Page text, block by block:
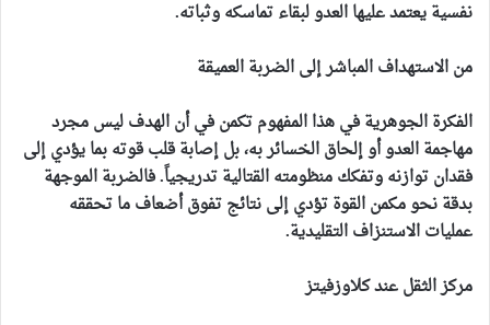
نفسية يعتمد عليها العدو لبقاء تماسكه وثباته.
من الاستهداف المباشر إلى الضربة العميقة
الفكرة الجوهرية في هذا المفهوم تكمن في أن الهدف ليس مجرد
مهاجمة العدو أو إلحاق الخسائر به، بل إصابة قلب قوته بما يؤدي إلى
فقدان توازنه وتفكك منظومته القتالية تدريجياً. فالضربة الموجهة
بدقة نحو مكمن القوة تؤدي إلى نتائج تفوق أضعاف ما تحققه
عمليات الاستنزاف التقليدية.
مركز الثقل عند كلاوزفيتز